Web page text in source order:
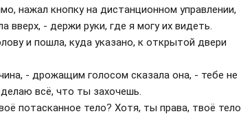
нажал кнопку на дистанционном управлении,
вверх, - держи руки, где я могу их видеть.
и пошла, куда указано, к открытой двери
- дрожащим голосом сказала она, - тебе не
всё, что ты захочешь.
потасканное тело? Хотя, ты права, твоё тело